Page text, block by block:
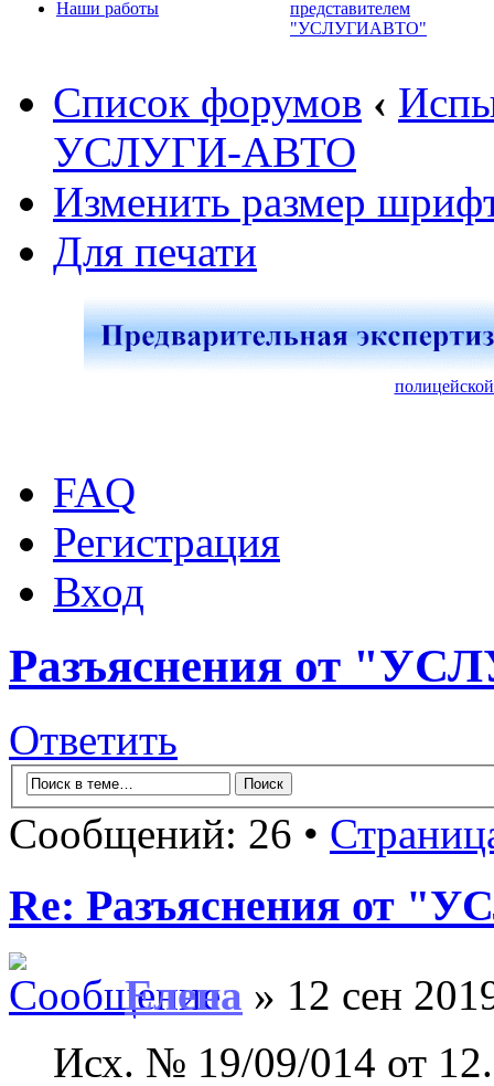
Наши работы
представителем
"УСЛУГИАВТО"
Список форумов ‹
УСЛУГИ-АВТО
Изменить размер
Для печати
FAQ
Регистрация
Вход
Разъяснения от
Ответить
Сообщений: 26 •
Re: Разъяснения от
Елена » 12 сен
Исх. № 19/09/014 от